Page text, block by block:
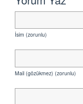
İsim (zorunlu)
Mail (gözükmez) (zorunlu)